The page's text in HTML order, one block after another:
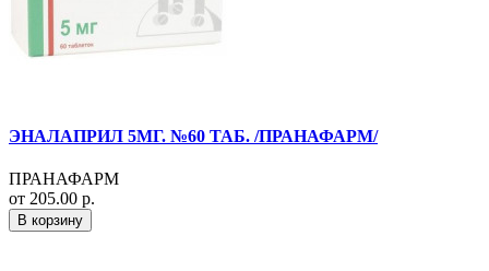
ЭНАЛАПРИЛ 5МГ. №60 ТАБ. /ПРАНАФАРМ/
ПРАНАФАРМ
от 205.00 р.
В корзину